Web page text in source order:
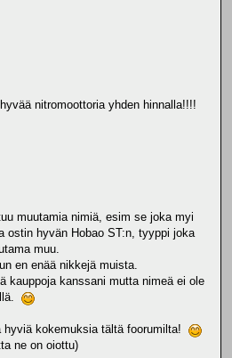
nitromoottoria yhden hinnalla!!!!
muutamia nimiä, esim se joka myi
ostin hyvän Hobao ST:n, tyyppi joka
muu.
en enää nikkejä muista.
kauppoja kanssani mutta nimeä ei ole
kokemuksia tältä foorumilta!
ne on oiottu)